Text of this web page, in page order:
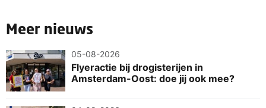
Meer nieuws
05-08-2026
Flyeractie bij drogisterijen in
Amsterdam-Oost: doe jij ook mee?